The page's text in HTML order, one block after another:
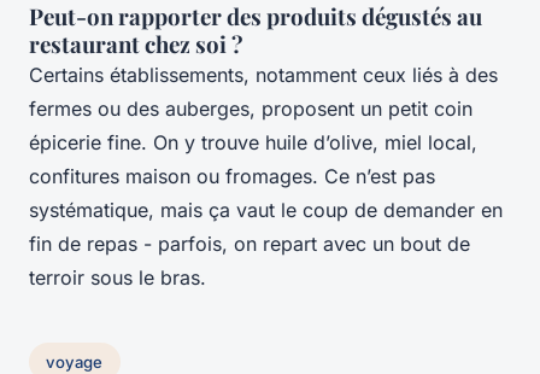
Peut-on rapporter des produits dégustés au
restaurant chez soi ?
Certains établissements, notamment ceux liés à des
fermes ou des auberges, proposent un petit coin
épicerie fine. On y trouve huile d’olive, miel local,
confitures maison ou fromages. Ce n’est pas
systématique, mais ça vaut le coup de demander en
fin de repas - parfois, on repart avec un bout de
terroir sous le bras.
voyage